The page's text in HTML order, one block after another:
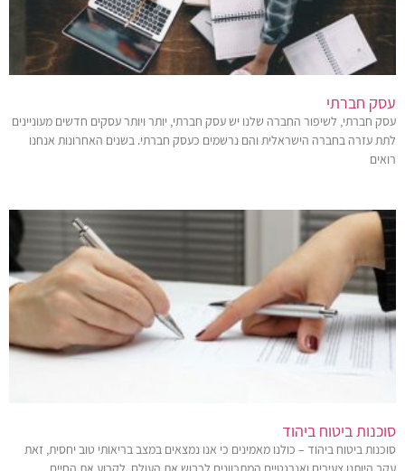
עסק חברתי
עסק חברתי, לשיפור החברה שלנו יש עסק חברתי, יותר ויותר עסקים חדשים מעוניינים
לתת עזרה בחברה הישראלית והם נרשמים כעסק חברתי. בשנים האחרונות אנחנו
רואים
סוכנות ביטוח ביהוד
סוכנות ביטוח ביהוד – כולנו מאמינים כי אנו נמצאים במצב בריאותי טוב יחסית, זאת